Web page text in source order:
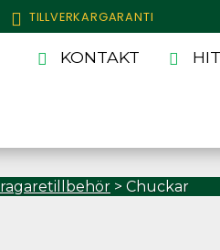
TILLVERKARGARANTI
KONTAKT
> Chuckar